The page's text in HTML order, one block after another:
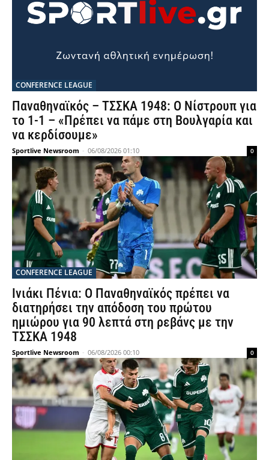
CONFERENCE LEAGUE
Παναθηναϊκός – ΤΣΣΚΑ 1948: Ο Νίστρουπ για
το 1-1 – «Πρέπει να πάμε στη Βουλγαρία και
να κερδίσουμε»
Sportlive Newsroom - 06/08/2026 01:10 0
CONFERENCE LEAGUE
Ινιάκι Πένια: Ο Παναθηναϊκός πρέπει να
διατηρήσει την απόδοση του πρώτου
ημιώρου για 90 λεπτά στη ρεβάνς με την
ΤΣΣΚΑ 1948
Sportlive Newsroom - 06/08/2026 00:10 0